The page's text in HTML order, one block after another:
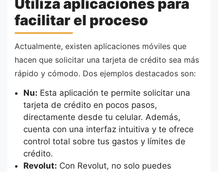
Utiliza aplicaciones para
facilitar el proceso
Actualmente, existen aplicaciones móviles que
hacen que solicitar una tarjeta de crédito sea más
rápido y cómodo. Dos ejemplos destacados son:
Nu: Esta aplicación te permite solicitar una
tarjeta de crédito en pocos pasos,
directamente desde tu celular. Además,
cuenta con una interfaz intuitiva y te ofrece
control total sobre tus gastos y límites de
crédito.
Revolut: Con Revolut, no solo puedes